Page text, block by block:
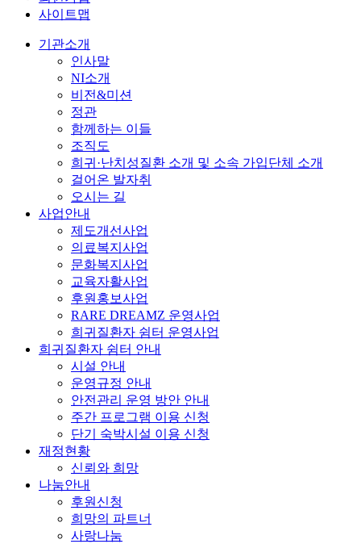
사이트맵
기관소개
인사말
NI소개
비전&미션
정관
함께하는 이들
조직도
희귀·난치성질환 소개 및 소속 가입단체 소개
걸어온 발자취
오시는 길
사업안내
제도개선사업
의료복지사업
문화복지사업
교육자활사업
후원홍보사업
RARE DREAMZ 운영사업
희귀질환자 쉼터 운영사업
희귀질환자 쉼터 안내
시설 안내
운영규정 안내
안전관리 운영 방안 안내
주간 프로그램 이용 신청
단기 숙박시설 이용 신청
재정현황
신뢰와 희망
나눔안내
후원신청
희망의 파트너
사랑나눔